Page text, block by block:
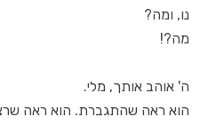
נו, ומה?
מה?!
ה' אוהב אותך, מלי.
הוא ראה שהתגברת. הוא ראה